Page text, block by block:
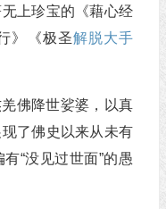
上珍宝的《藉心经
》《极圣解脱大手
佛降世娑婆，以真
了佛史以来从未有
“没见过世面”的愚